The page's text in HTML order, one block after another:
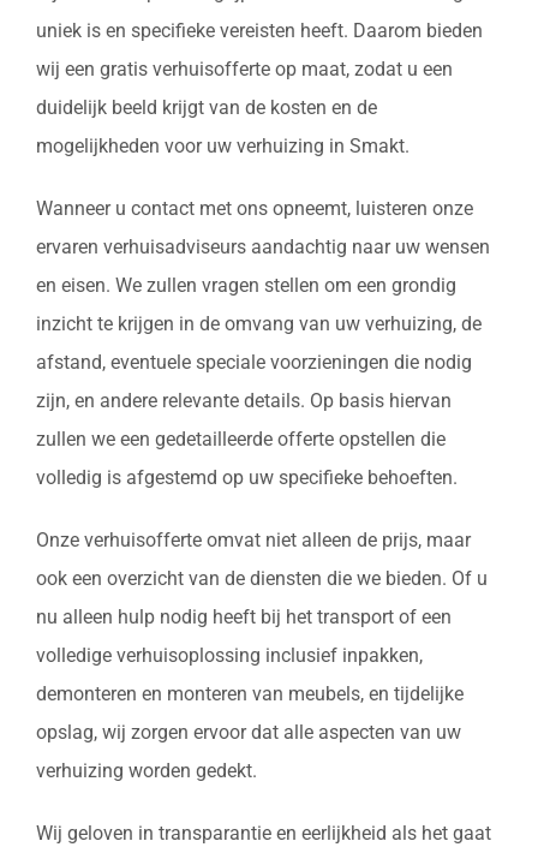
uniek is en specifieke vereisten heeft. Daarom bieden
wij een gratis verhuisofferte op maat, zodat u een
duidelijk beeld krijgt van de kosten en de
mogelijkheden voor uw verhuizing in Smakt.
Wanneer u contact met ons opneemt, luisteren onze
ervaren verhuisadviseurs aandachtig naar uw wensen
en eisen. We zullen vragen stellen om een grondig
inzicht te krijgen in de omvang van uw verhuizing, de
afstand, eventuele speciale voorzieningen die nodig
zijn, en andere relevante details. Op basis hiervan
zullen we een gedetailleerde offerte opstellen die
volledig is afgestemd op uw specifieke behoeften.
Onze verhuisofferte omvat niet alleen de prijs, maar
ook een overzicht van de diensten die we bieden. Of u
nu alleen hulp nodig heeft bij het transport of een
volledige verhuisoplossing inclusief inpakken,
demonteren en monteren van meubels, en tijdelijke
opslag, wij zorgen ervoor dat alle aspecten van uw
verhuizing worden gedekt.
Wij geloven in transparantie en eerlijkheid als het gaat